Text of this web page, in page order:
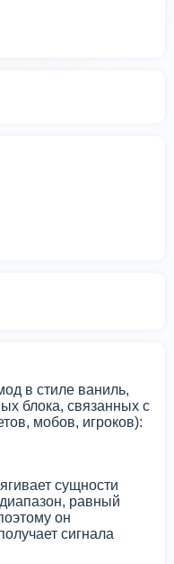
в стиле ваниль,
блока, связанных с
мобов, игроков):
сущности
равный
он
сигнала